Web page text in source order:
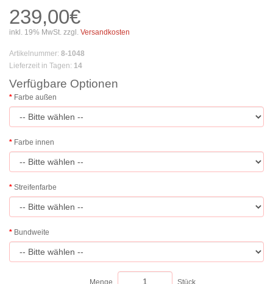
239,00€
inkl. 19% MwSt. zzgl. Versandkosten
Artikelnummer: 8-1048
Lieferzeit in Tagen: 14
Verfügbare Optionen
Farbe außen
Farbe innen
Streifenfarbe
Bundweite